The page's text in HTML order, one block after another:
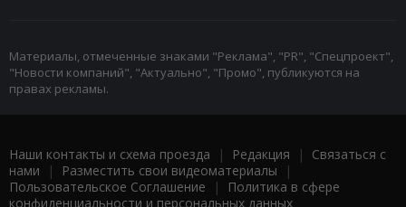
Материалы, отмеченные знаками "Реклама", "PR", "Спецпроект",
"Новости компаний", "Актуально", "Промо", публикуются на
правах рекламы.
Наши контакты и схема проезда | Редакция | Связаться с
нами | Разместить свои видеоматериалы |
Пользовательское Соглашение |
Политика в сфере
конфиденциальности и персональных данных